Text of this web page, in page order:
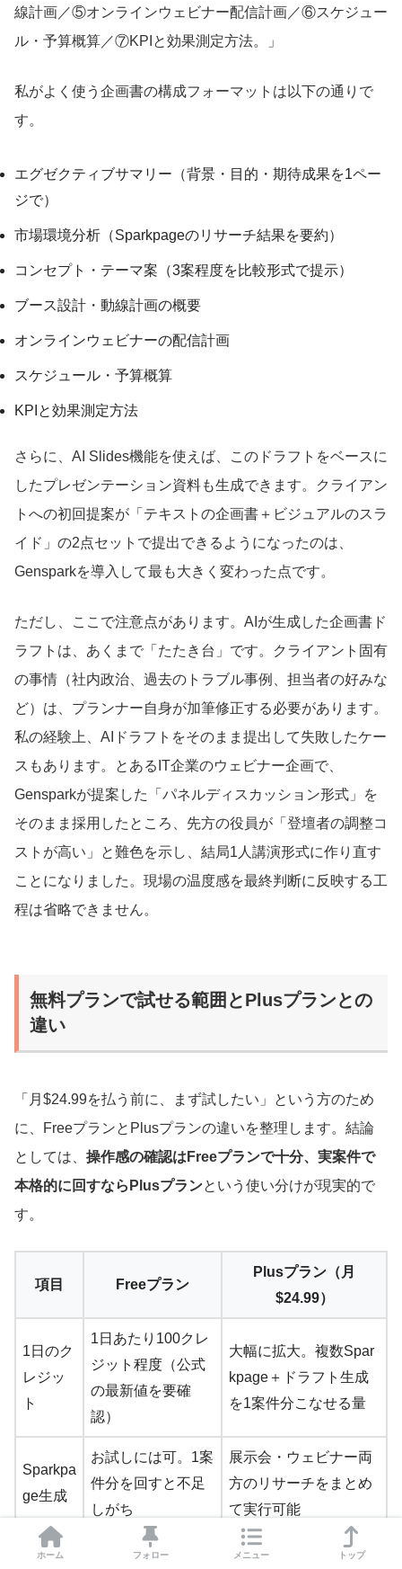
線計画／⑤オンラインウェビナー配信計画／⑥スケジュー
ル・予算概算／⑦KPIと効果測定方法。」
私がよく使う企画書の構成フォーマットは以下の通りで
す。
エグゼクティブサマリー（背景・目的・期待成果を1ペー
ジで）
市場環境分析（Sparkpageのリサーチ結果を要約）
コンセプト・テーマ案（3案程度を比較形式で提示）
ブース設計・動線計画の概要
オンラインウェビナーの配信計画
スケジュール・予算概算
KPIと効果測定方法
さらに、AI Slides機能を使えば、このドラフトをベースに
したプレゼンテーション資料も生成できます。クライアン
トへの初回提案が「テキストの企画書＋ビジュアルのスラ
イド」の2点セットで提出できるようになったのは、
Gensparkを導入して最も大きく変わった点です。
ただし、ここで注意点があります。AIが生成した企画書ド
ラフトは、あくまで「たたき台」です。クライアント固有
の事情（社内政治、過去のトラブル事例、担当者の好みな
ど）は、プランナー自身が加筆修正する必要があります。
私の経験上、AIドラフトをそのまま提出して失敗したケー
スもあります。とあるIT企業のウェビナー企画で、
Gensparkが提案した「パネルディスカッション形式」を
そのまま採用したところ、先方の役員が「登壇者の調整コ
ストが高い」と難色を示し、結局1人講演形式に作り直す
ことになりました。現場の温度感を最終判断に反映する工
程は省略できません。
無料プランで試せる範囲とPlusプランとの
違い
「月$24.99を払う前に、まず試したい」という方のため
に、FreeプランとPlusプランの違いを整理します。結論
としては、 操作感の確認はFreeプランで十分、実案件で
本格的に回すならPlusプランという使い分けが現実的で
す。
項目 Freeプラン
Plusプラン（月
$24.99）
1日のク
レジッ
ト
1日あたり100クレ
ジット程度（公式
の最新値を要確
認）
大幅に拡大。複数Spar
kpage＋ドラフト生成
を1案件分こなせる量
Sparkpa
ge生成
お試しには可。1案
件分を回すと不足
しがち
展示会・ウェビナー両
方のリサーチをまとめ
て実行可能
Hubホーム フォロー メニュー トップ